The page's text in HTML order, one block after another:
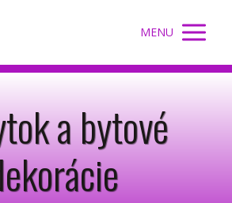
MENU
a bytové